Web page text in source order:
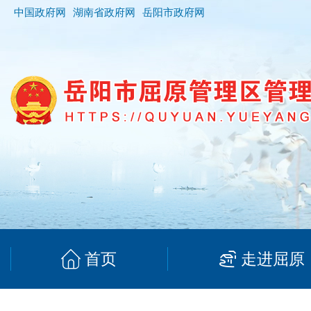
中国政府网 湖南省政府网 岳阳市政府网
首页 走进屈原